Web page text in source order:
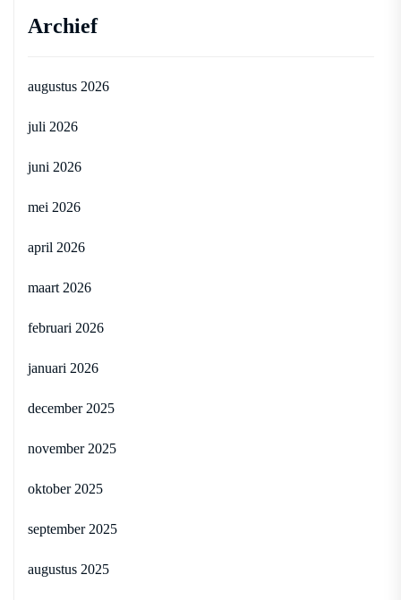
Archief
augustus 2026
juli 2026
juni 2026
mei 2026
april 2026
maart 2026
februari 2026
januari 2026
december 2025
november 2025
oktober 2025
september 2025
augustus 2025